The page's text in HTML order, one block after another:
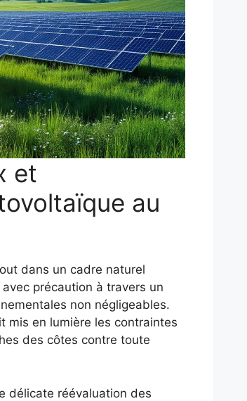
et
au
dans un cadre naturel
précaution à travers un
non négligeables.
mis en lumière les contraintes
des côtes contre toute
délicate réévaluation des